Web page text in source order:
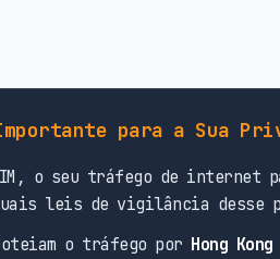
para a Sua
o seu tráfego de internet
leis de vigilância desse
o tráfego por Hong